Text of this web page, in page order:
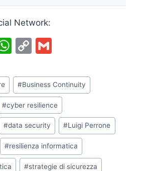
Network:
W
at
s
A
p
p
C
p
y
Li
n
k
ai
l
#Business Continuity
#cyber resilience
#data security #Luigi Perrone
#resilienza informatica
#strategie di sicurezza